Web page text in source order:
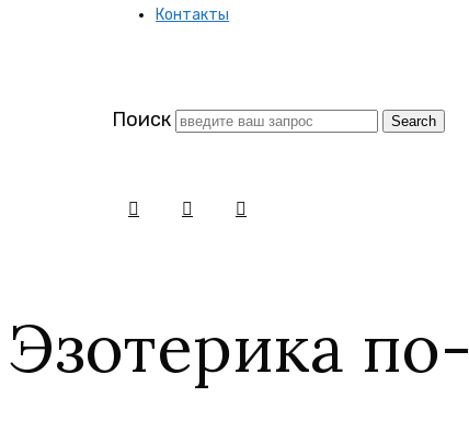
Контакты
Поиск
Эзотерика